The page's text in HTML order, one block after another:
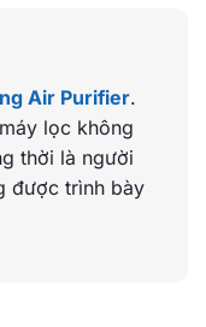
Air Purifier.
lọc không
thời là người
được trình bày